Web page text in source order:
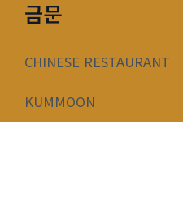
너
금문
CHINESE RESTAURANT
KUMMOON